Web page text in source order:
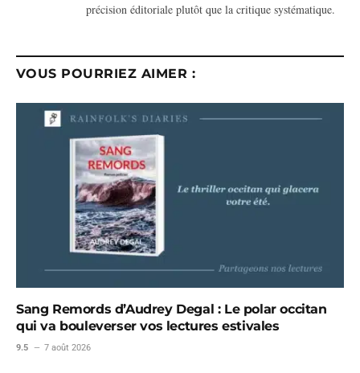
précision éditoriale plutôt que la critique systématique.
VOUS POURRIEZ AIMER :
Sang Remords d’Audrey Degal : Le polar occitan
qui va bouleverser vos lectures estivales
9.5 7 août 2026